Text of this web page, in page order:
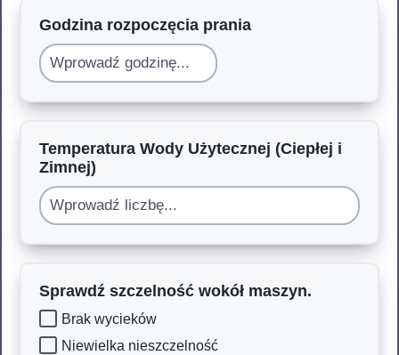
Godzina rozpoczęcia prania
Temperatura Wody Użytecznej (Ciepłej i
Zimnej)
Sprawdź szczelność wokół maszyn.
Brak wycieków
Niewielka nieszczelność